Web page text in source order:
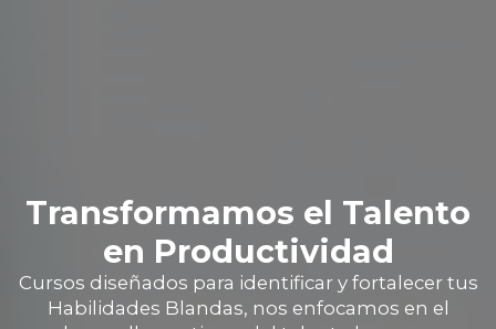
Transformamos el Talento
en Productividad
Cursos diseñados para identificar y fortalecer tus
Habilidades Blandas, nos enfocamos en el